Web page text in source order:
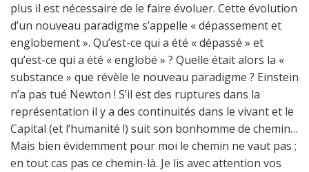
plus il est nécessaire de le faire évoluer. Cette évolution
d’un nouveau paradigme s’appelle « dépassement et
englobement ». Qu’est-ce qui a été « dépassé » et
qu’est-ce qui a été « englobé » ? Quelle était alors la «
substance » que révèle le nouveau paradigme ? Einstein
n’a pas tué Newton ! S’il est des ruptures dans la
représentation il y a des continuités dans le vivant et le
Capital (et l’humanité !) suit son bonhomme de chemin…
Mais bien évidemment pour moi le chemin ne vaut pas ;
en tout cas pas ce chemin-là. Je lis avec attention vos